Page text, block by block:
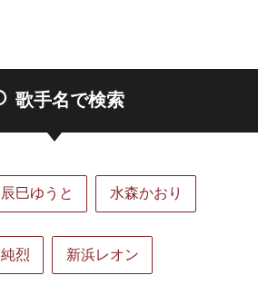
歌手名で検索
辰巳ゆうと 水森かおり
純烈 新浜レオン